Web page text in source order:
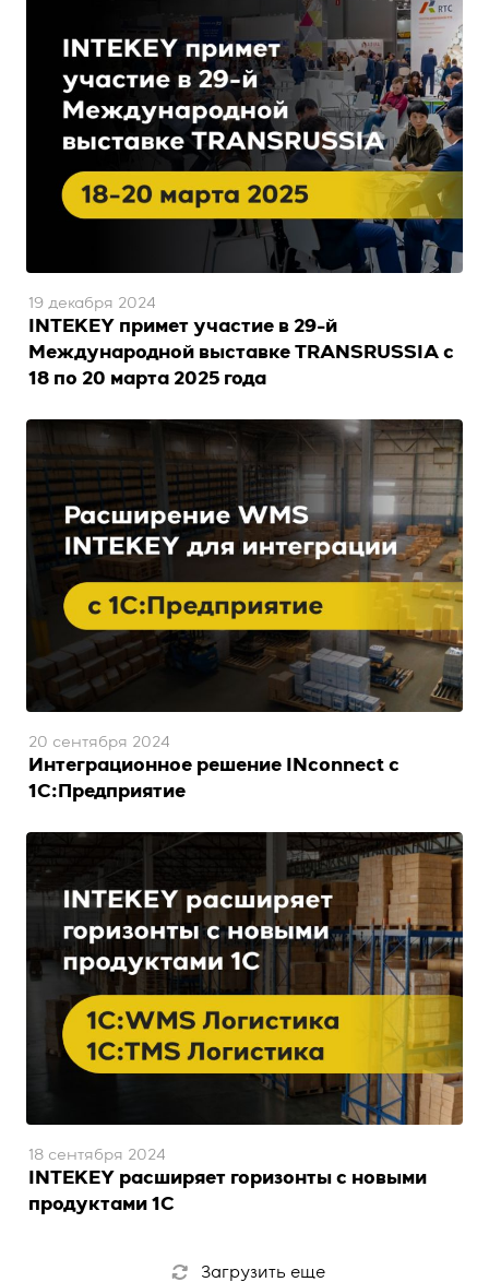
INTEKEY примет участие в 29-й
Международной выставке TRANSRUSSIA с
18 по 20 марта 2025 года
19 декабря 2024
Интеграционное решение INconnect с
1С:Предприятие
20 сентября 2024
INTEKEY расширяет горизонты с новыми
продуктами 1С
18 сентября 2024
Загрузить еще